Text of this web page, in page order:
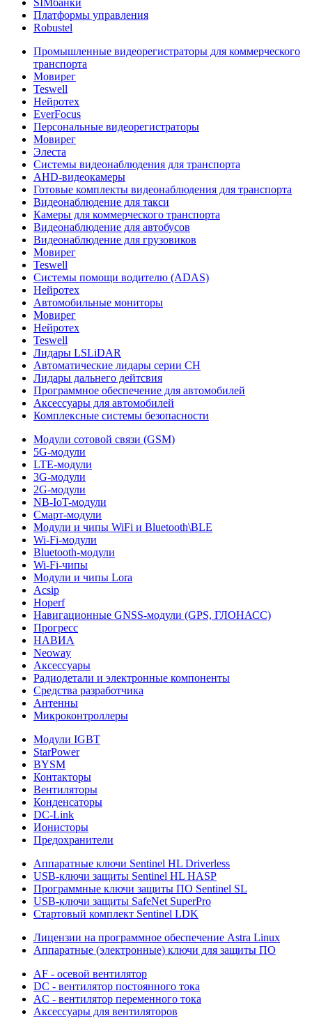
SIMбанки
Платформы управления
Robustel
Промышленные видеорегистраторы для коммерческого
транспорта
Мовирег
Teswell
Нейротех
EverFocus
Персональные видеорегистраторы
Мовирег
Элеста
Системы видеонаблюдения для транспорта
AHD-видеокамеры
Готовые комплекты видеонаблюдения для транспорта
Видеонаблюдение для такси
Камеры для коммерческого транспорта
Видеонаблюдение для автобусов
Видеонаблюдение для грузовиков
Мовирег
Teswell
Системы помощи водителю (ADAS)
Нейротех
Автомобильные мониторы
Мовирег
Нейротех
Teswell
Лидары LSLiDAR
Автоматические лидары серии CH
Лидары дальнего дейтсвия
Программное обеспечение для автомобилей
Аксессуары для автомобилей
Комплексные системы безопасности
Модули сотовой связи (GSM)
5G-модули
LTE-модули
3G-модули
2G-модули
NB-IoT-модули
Смарт-модули
Модули и чипы WiFi и Bluetooth\BLE
Wi-Fi-модули
Bluetooth-модули
Wi-Fi-чипы
Модули и чипы Lora
Acsip
Hoperf
Навигационные GNSS-модули (GPS, ГЛОНАСС)
Прогресс
НАВИА
Neoway
Аксессуары
Радиодетали и электронные компоненты
Средства разработчика
Антенны
Микроконтроллеры
Модули IGBT
StarPower
BYSM
Контакторы
Вентиляторы
Конденсаторы
DC-Link
Ионисторы
Предохранители
Аппаратные ключи Sentinel HL Driverless
USB-ключи защиты Sentinel HL HASP
Программные ключи защиты ПО Sentinel SL
USB-ключи защиты SafeNet SuperPro
Стартовый комплект Sentinel LDK
Лицензии на программное обеспечение Astra Linux
Аппаратные (электронные) ключи для защиты ПО
AF - осевой вентилятор
DC - вентилятор постоянного тока
AC - вентилятор переменного тока
Аксессуары для вентиляторов